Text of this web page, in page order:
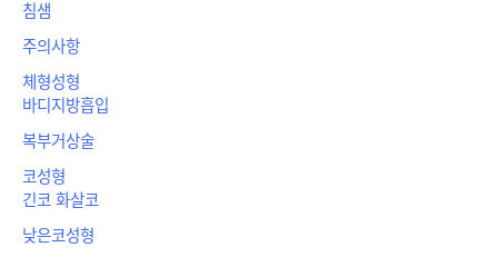
침샘
주의사항
체형성형
바디지방흡입
복부거상술
코성형
긴코 화살코
낮은코성형